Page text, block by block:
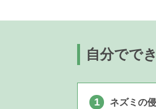
自分でで
1 ネズミの